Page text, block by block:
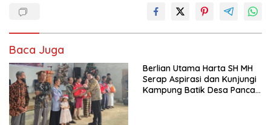
Baca Juga
Berlian Utama Harta SH MH
Serap Aspirasi dan Kunjungi
Kampung Batik Desa Panca